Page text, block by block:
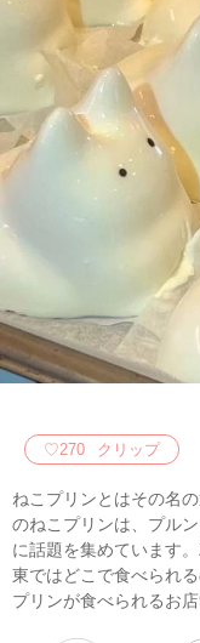
♡270 クリップ
ねこプリンとはその名
のねこプリンは、プル
に話題を集めています
東ではどこで食べられ
プリンが食べられるお